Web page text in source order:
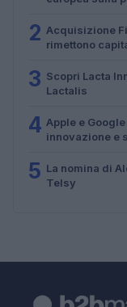
2 Acquisizione
rimettono
3 Scopri Lacta
Lactalis
4 Apple e
innovazione e
5 La nomina di
Telsy